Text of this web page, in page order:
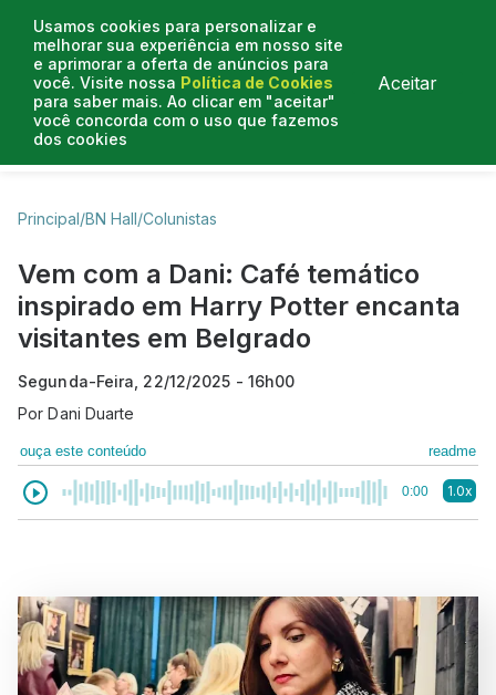
Usamos cookies para personalizar e
melhorar sua experiência em nosso site
e aprimorar a oferta de anúncios para
você. Visite nossa Política de Cookies
para saber mais. Ao clicar em "aceitar"
você concorda com o uso que fazemos
dos cookies
Aceitar
Business Hall
Principal/BN Hall/Colunistas
Vem com a Dani: Café temático
inspirado em Harry Potter encanta
visitantes em Belgrado
Segunda-Feira, 22/12/2025 - 16h00
PorDani Duarte
ouça este conteúdo readme
0:00 1.0x